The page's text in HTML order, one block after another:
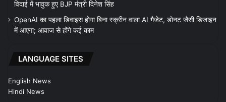
विदाई में भावुक हुए BJP मंत्री दिनेश सिंह
OpenAI का पहला डिवाइस होगा बिना स्क्रीन वाला AI गैजेट, डोनट जैसी डिजाइन
में आएगा; आवाज से होंगे कई काम
LANGUAGE SITES
English News
Hindi News